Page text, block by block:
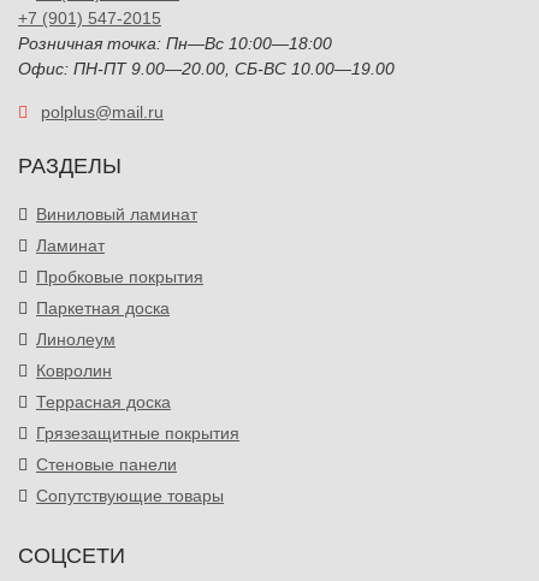
+7 (901) 547-2015
Розничная точка: Пн—Вс 10:00—18:00
Офис: ПН-ПТ 9.00—20.00, СБ-ВС 10.00—19.00
polplus@mail.ru
РАЗДЕЛЫ
Виниловый ламинат
Ламинат
Пробковые покрытия
Паркетная доска
Линолеум
Ковролин
Террасная доска
Грязезащитные покрытия
Стеновые панели
Сопутствующие товары
СОЦСЕТИ